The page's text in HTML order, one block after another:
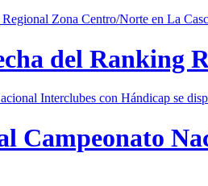
del
Campeonato